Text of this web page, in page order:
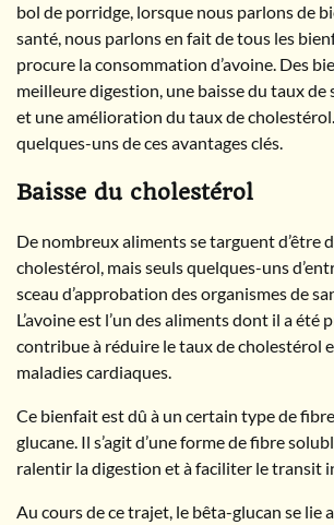
bol de porridge, lorsque nous parlons de
santé, nous parlons en fait de tous les
procure la consommation d’avoine. Des
meilleure digestion, une baisse du taux de
et une amélioration du taux de
quelques-uns de ces avantages clés.
Baisse du cholestérol
De nombreux aliments se targuent d’être
cholestérol, mais seuls quelques-uns
sceau d’approbation des organismes de
L’avoine est l’un des aliments dont il a été
contribue à réduire le taux de cholestérol
maladies cardiaques.
Ce bienfait est dû à un certain type de
glucane. Il s’agit d’une forme de fibre
ralentir la digestion et à faciliter le transit
Au cours de ce trajet, le bêta-glucan se lie